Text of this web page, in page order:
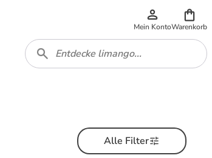
Mein KontoWarenkorb
Alle Filter